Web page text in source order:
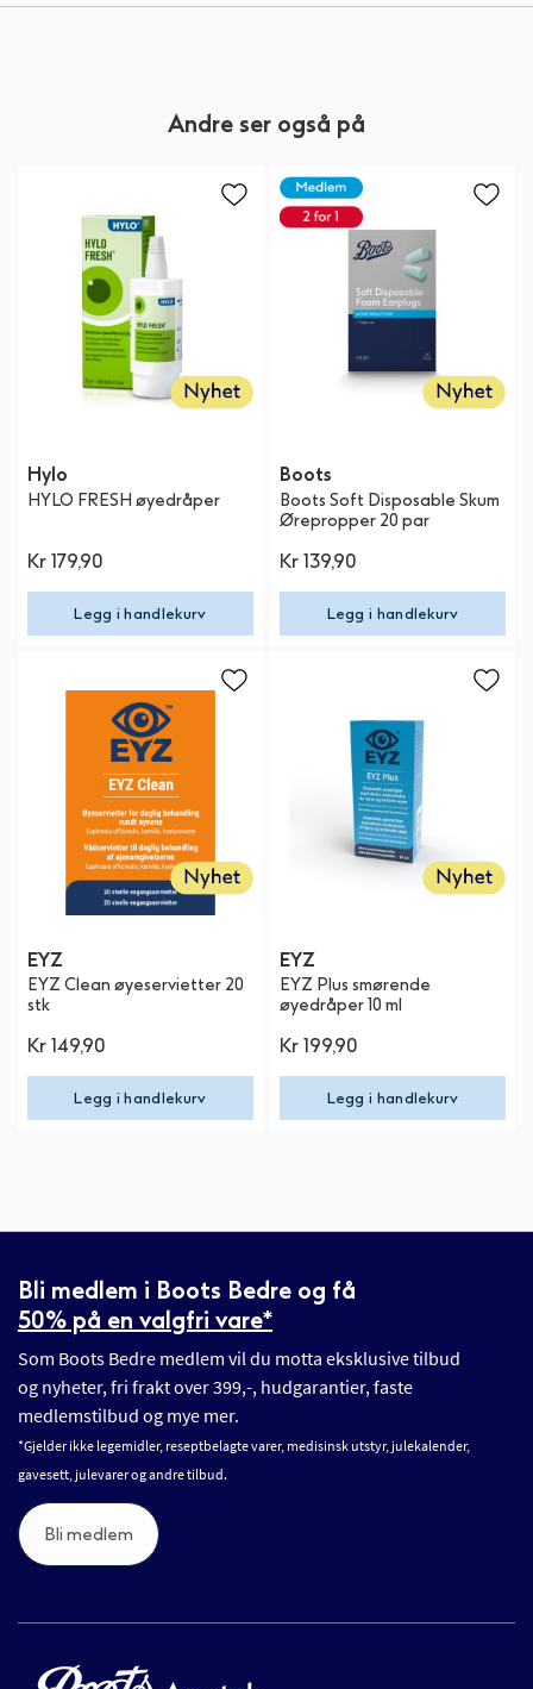
Andre ser også på
Hylo
HYLO FRESH øyedråper
Kr 179,90
Legg i handlekurv
Boots
Boots Soft Disposable Skum
Ørepropper 20 par
Kr 139,90
Legg i handlekurv
EYZ
EYZ Clean øyeservietter 20
stk
Kr 149,90
Legg i handlekurv
EYZ
EYZ Plus smørende
øyedråper 10 ml
Kr 199,90
Legg i handlekurv
Bli medlem i Boots Bedre og få
50% på en valgfri vare*
Som Boots Bedre medlem vil du motta eksklusive tilbud
og nyheter, fri frakt over 399,-, hudgarantier, faste
medlemstilbud og mye mer.
*Gjelder ikke legemidler, reseptbelagte varer, medisinsk utstyr, julekalender,
gavesett, julevarer og andre tilbud.
Bli medlem